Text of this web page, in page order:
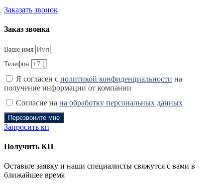
Заказать звонок
Заказ звонка
Ваше имя
Телефон
Я согласен с политикой конфиденциальности на
получение информации от компании
Согласие на на обработку персональных данных
Перезвоните мне
Запросить кп
Получить КП
Оставьте заявку и наши специалисты свяжутся с вами в
ближайшее время